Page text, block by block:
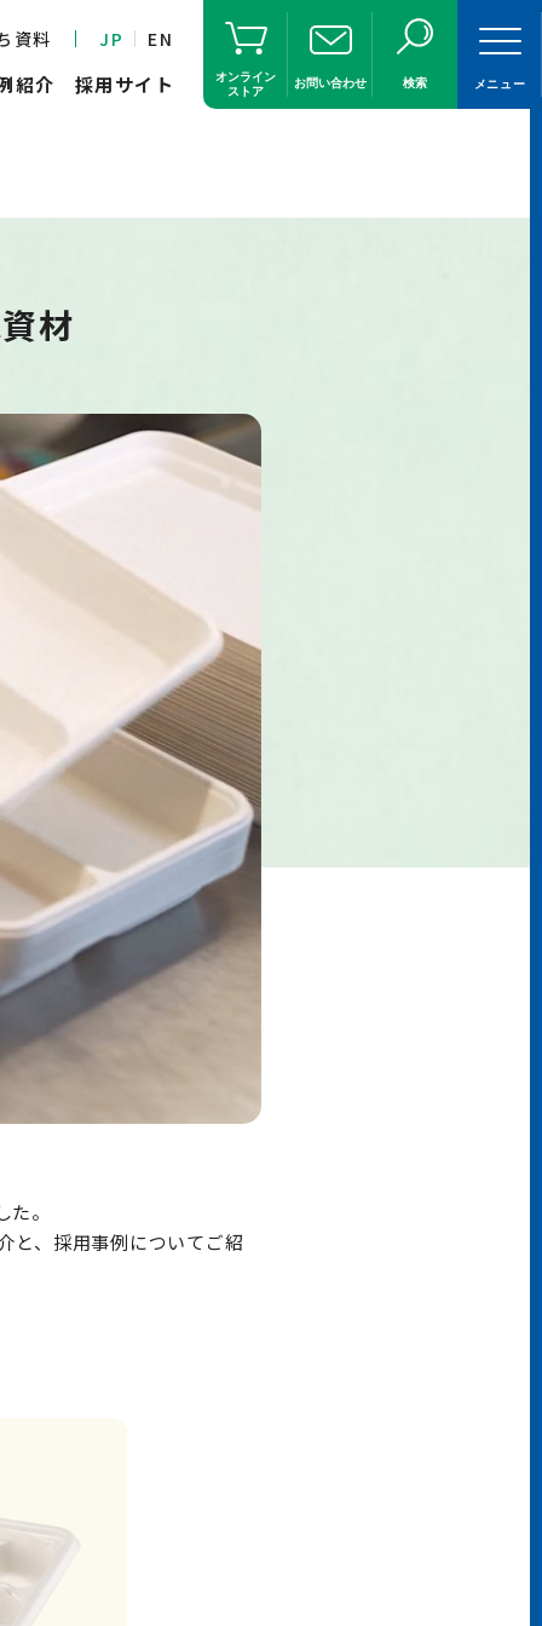
資料 JP EN
紹介 採用サイト
オンライン
ストア
お問い合わせ 検索 メニュー
材
。
と、採用事例についてご紹